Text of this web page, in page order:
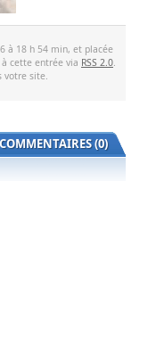
à 18 h 54 min, et placée
à cette entrée via RSS 2.0.
votre site.
COMMENTAIRES (0)